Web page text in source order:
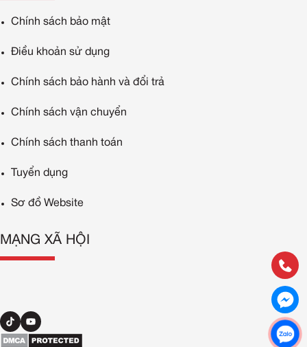
Chính sách bảo mật
Điều khoản sử dụng
Chính sách bảo hành và đổi trả
Chính sách vận chuyển
Chính sách thanh toán
Tuyển dụng
Sơ đồ Website
MẠNG XÃ HỘI